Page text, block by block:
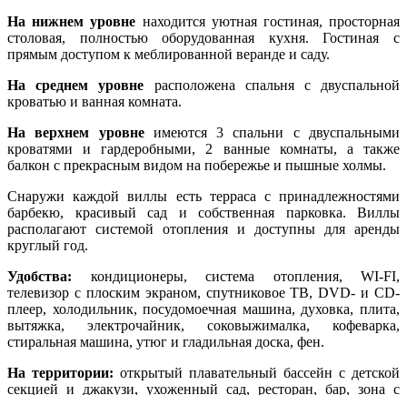
На нижнем уровне находится уютная гостиная, просторная
столовая, полностью оборудованная кухня. Гостиная с
прямым доступом к меблированной веранде и саду.
На среднем уровне расположена спальня с двуспальной
кроватью и ванная комната.
На верхнем уровнеимеются 3 спальни с двуспальными
кроватями и гардеробными, 2 ванные комнаты, а также
балкон с прекрасным видом на побережье и пышные холмы.
Снаружи каждой виллы есть терраса с принадлежностями
барбекю, красивый сад и собственная парковка. Виллы
располагают системой отопления и доступны для аренды
круглый год.
Удобства: кондиционеры, система отопления, WI-FI,
телевизор с плоским экраном, спутниковое ТВ, DVD- и CD-
плеер, холодильник, посудомоечная машина, духовка, плита,
вытяжка, электрочайник, соковыжималка, кофеварка,
стиральная машина, утюг и гладильная доска, фен.
На территории: открытый плавательный бассейн с детской
секцией и джакузи, ухоженный сад, ресторан, бар, зона с